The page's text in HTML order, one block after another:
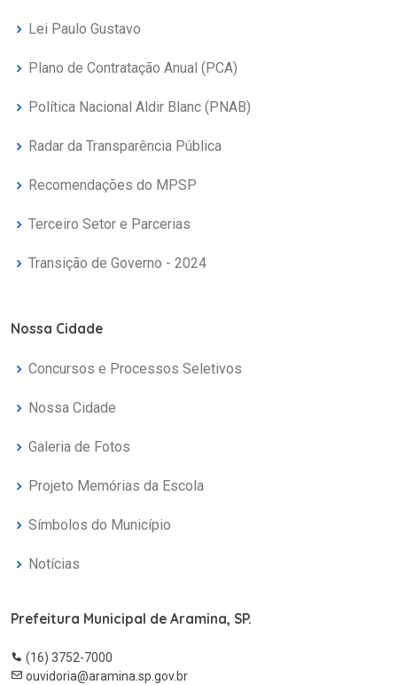
Lei Paulo Gustavo
Plano de Contratação Anual (PCA)
Política Nacional Aldir Blanc (PNAB)
Radar da Transparência Pública
Recomendações do MPSP
Terceiro Setor e Parcerias
Transição de Governo - 2024
Nossa Cidade
Concursos e Processos Seletivos
Nossa Cidade
Galeria de Fotos
Projeto Memórias da Escola
Símbolos do Município
Notícias
Prefeitura Municipal de Aramina, SP.
(16) 3752-7000
ouvidoria@aramina.sp.gov.br